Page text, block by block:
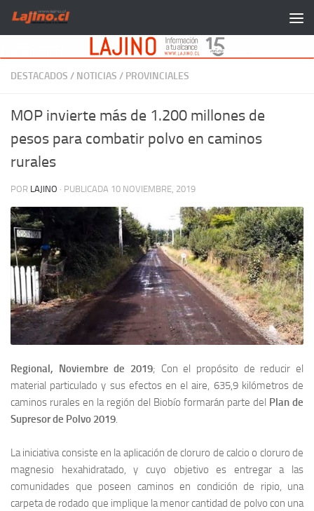
Saltar al contenido
DESTACADOS / NOTICIAS / PROVINCIALES
MOP invierte más de 1.200 millones de
pesos para combatir polvo en caminos
rurales
POR LAJINO · PUBLICADA 10 NOVIEMBRE, 2019
Regional, Noviembre de 2019; Con el propósito de reducir el
material particulado y sus efectos en el aire, 635,9 kilómetros de
caminos rurales en la región del Biobío formarán parte del Plan de
Supresor de Polvo 2019.
La iniciativa consiste en la aplicación de cloruro de calcio o cloruro de
magnesio hexahidratado, y cuyo objetivo es entregar a las
comunidades que poseen caminos en condición de ripio, una
carpeta de rodado que implique la menor cantidad de polvo con una